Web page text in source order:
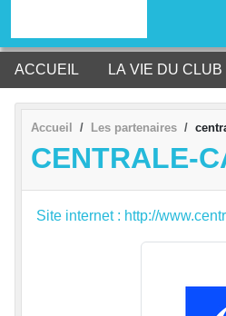
ACCUEIL LA VIE DU CLUB
Accueil Les partenaires
CENTRALE-
Site internet : http://